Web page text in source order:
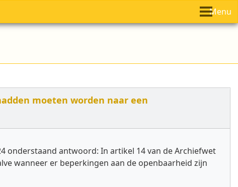
Menu
moeten worden naar een
onderstaand antwoord: In artikel 14 van de Archiefwet
wanneer er beperkingen aan de openbaarheid zijn